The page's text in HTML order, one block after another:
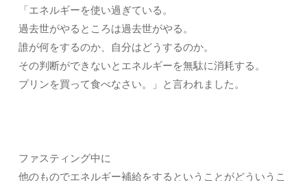
「エネルギーを使い過ぎている。
過去世がやるところは過去世がやる。
誰が何をするのか、自分はどうするのか。
その判断ができないとエネルギーを無駄に消耗する。
プリンを買って食べなさい。」と言われました。
ファスティング中に
他のものでエネルギー補給をするということがどういうこ